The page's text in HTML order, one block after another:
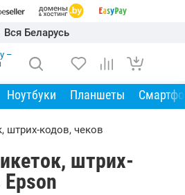
Вся Беларусь
Ноутбуки Планшеты
штрих-кодов, чеков
штрих-